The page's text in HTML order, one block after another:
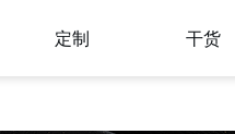
定制 干货